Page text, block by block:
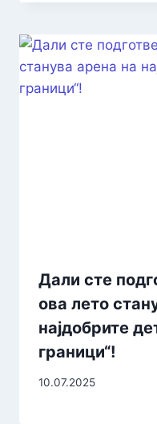
Дали сте
ова лето
најдобрите
граници“!
10.07.2025